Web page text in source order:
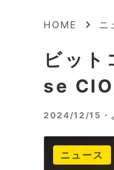
HOME ニ
ビッ
se
2024/12/15・
ニュース